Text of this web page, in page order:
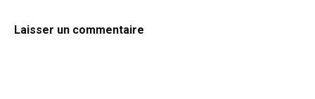
Laisser un commentaire